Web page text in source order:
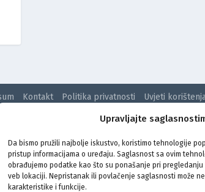
Upravljajte
Da bismo pružili najbolje iskustvo, koristimo tehnologije
pristup informacijama o uređaju. Saglasnost sa ovim
obrađujemo podatke kao što su ponašanje pri
veb lokaciji. Nepristanak ili povlačenje saglasnosti može
karakteristike i funkcije.
Kontakt Politika privatnosti Uvjeti